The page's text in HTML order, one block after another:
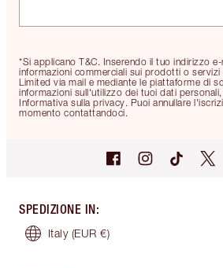
*Si applicano T&C. Inserendo il tuo indirizzo
informazioni commerciali sui prodotti o
Limited via mail e mediante le piattaforme di
informazioni sull'utilizzo dei tuoi dati
Informativa sulla privacy. Puoi annullare
momento contattandoci.
SPEDIZIONE IN:
Italy (EUR €)